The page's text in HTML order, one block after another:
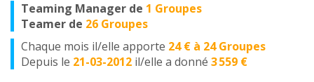
Teaming Manager de 1 Groupes
Teamer de 26 Groupes
Chaque mois il/elle apporte 24 € à 24 Groupes
Depuis le 21-03-2012 il/elle a donné 3 559 €